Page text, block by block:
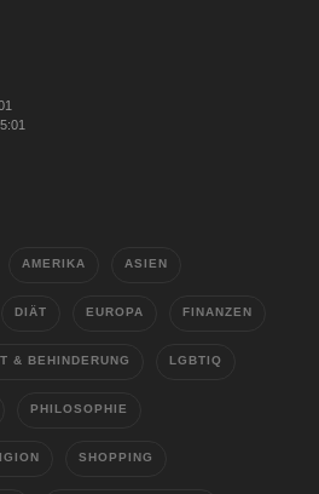
AMERIKA ASIEN
DIÄT EUROPA FINANZEN
& BEHINDERUNG LGBTIQ
PHILOSOPHIE
SHOPPING